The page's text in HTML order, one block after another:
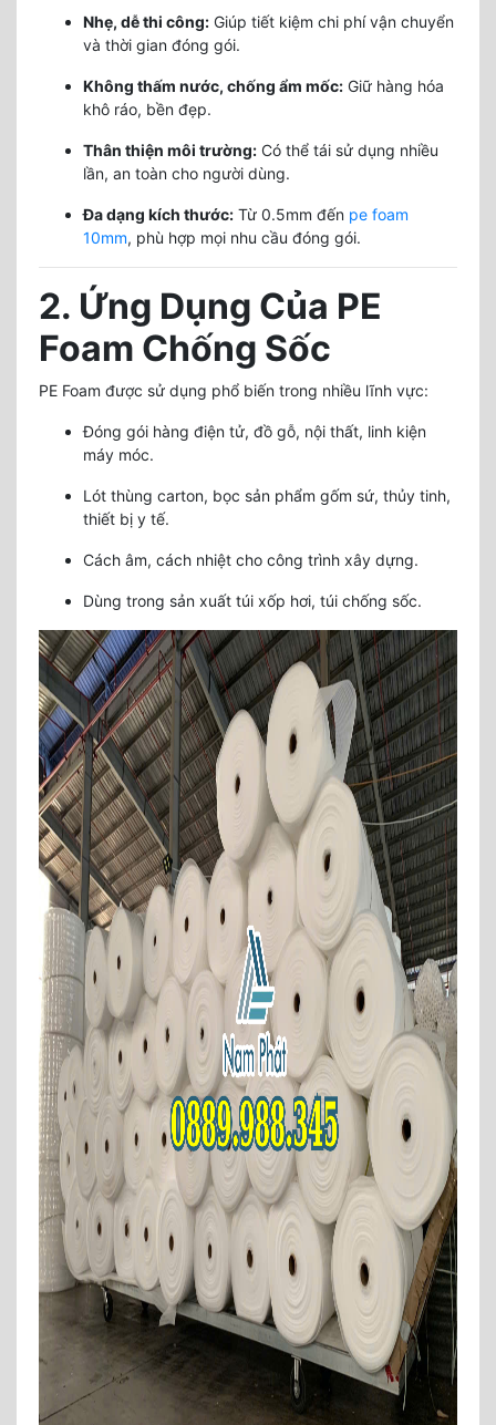
Nhẹ, dễ thi công: Giúp tiết kiệm chi phí vận chuyển
và thời gian đóng gói.
Không thấm nước, chống ẩm mốc: Giữ hàng hóa
khô ráo, bền đẹp.
Thân thiện môi trường: Có thể tái sử dụng nhiều
lần, an toàn cho người dùng.
Đa dạng kích thước: Từ 0.5mm đến pe foam
10mm, phù hợp mọi nhu cầu đóng gói.
2. Ứng Dụng Của PE
Foam Chống Sốc
PE Foam được sử dụng phổ biến trong nhiều lĩnh vực:
Đóng gói hàng điện tử, đồ gỗ, nội thất, linh kiện
máy móc.
Lót thùng carton, bọc sản phẩm gốm sứ, thủy tinh,
thiết bị y tế.
Cách âm, cách nhiệt cho công trình xây dựng.
Dùng trong sản xuất túi xốp hơi, túi chống sốc.